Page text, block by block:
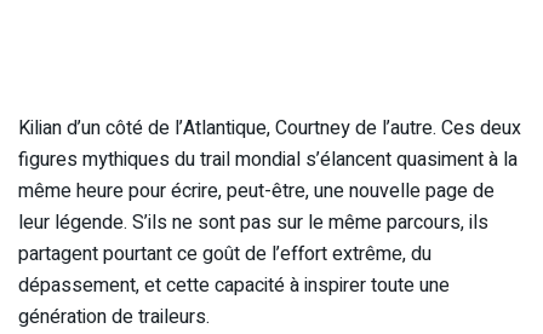
Kilian d’un côté de l’Atlantique, Courtney de l’autre. Ces deux
figures mythiques du trail mondial s’élancent quasiment à la
même heure pour écrire, peut-être, une nouvelle page de
leur légende. S’ils ne sont pas sur le même parcours, ils
partagent pourtant ce goût de l’effort extrême, du
dépassement, et cette capacité à inspirer toute une
génération de traileurs.